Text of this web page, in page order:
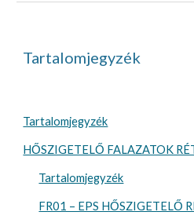
Tartalomjegyzék
Tartalomjegyzék
HŐSZIGETELŐ FALAZATOK
Tartalomjegyzék
FR01 – EPS HŐSZIGETELŐ